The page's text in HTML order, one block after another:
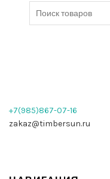
+7(985)867-07-16
zakaz@timbersun.ru